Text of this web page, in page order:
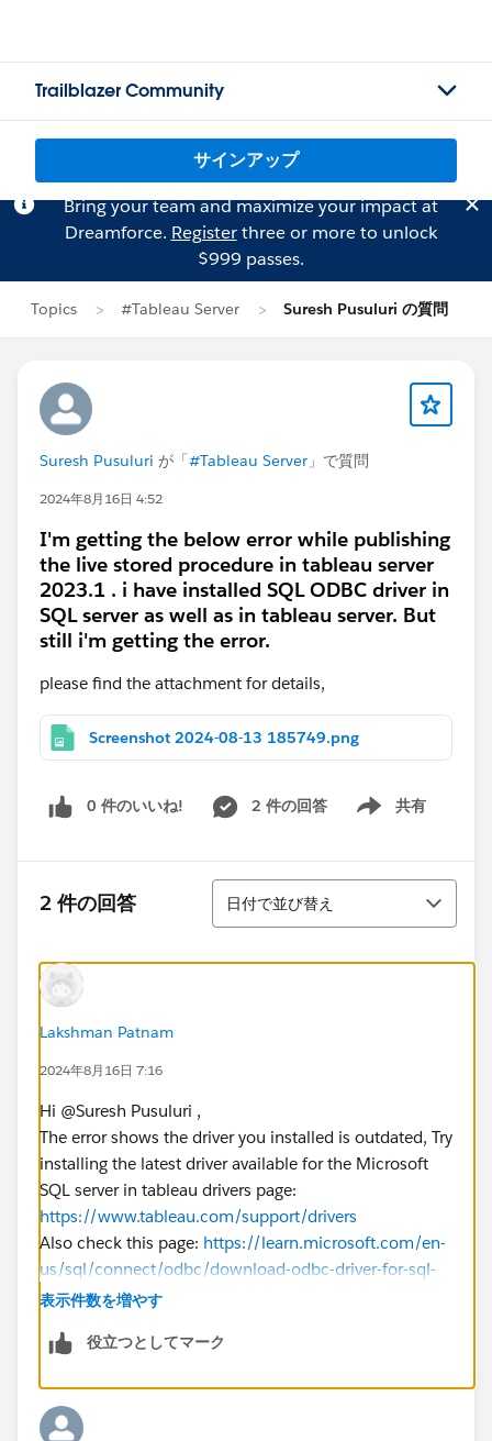
Trailblazer Community
サインアップ
Bring your team and maximize your impact at
Dreamforce. Registerthree or more to unlock
$999 passes.
Topics #Tableau Server Suresh Pusuluri の質問
Suresh Pusuluri が「#Tableau Server 」で質問
2024年8月16日 4:52
I'm getting the below error while publishing
the live stored procedure in tableau server
2023.1 . i have installed SQL ODBC driver in
SQL server as well as in tableau server. But
still i'm getting the error.
please find the attachment for details,
Screenshot 2024-08-13 185749.png
0 件のいいね! 2 件の回答 共有
Show menu
2 件の回答
並び替え
日付で並び替え
Lakshman Patnam
2024年8月16日 7:16
Hi @Suresh Pusuluri​ ,
The error shows the driver you installed is outdated, Try
installing the latest driver available for the Microsoft
SQL server in tableau drivers page:
https://www.tableau.com/support/drivers
Also check this page: https://learn.microsoft.com/en-
us/sql/connect/odbc/download-odbc-driver-for-sql-
server?view=sql-server-ver16
ODBC.
-------------------------------------
Please upvote my helpful replies & choose "Select as
表示件数を増やす
役立つとしてマーク